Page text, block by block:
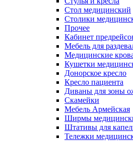
Стол медицинский
Столики
Прочее
Кабинет
Мебель для
Медицинские
Кушетки
Донорское кресло
Кресло пациента
Диваны для зоны
Скамейки
Мебель Армейская
Ширмы
Штативы для
Тележки